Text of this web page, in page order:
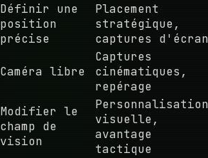
Définir une
position
précise
Placement
stratégique,
captures d'écran
Caméra libre
Captures
cinématiques,
repérage
Modifier le
champ de
vision
Personnalisation
visuelle,
avantage
tactique